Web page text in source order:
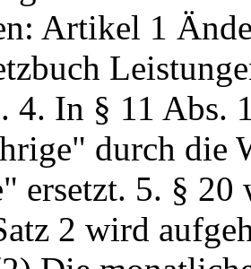
Artikel 1
4. In § 11 Abs.
durch die
ersetzt. 5. §
2 wird